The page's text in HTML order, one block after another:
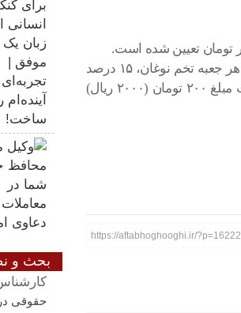
بر اساس این مصوبه، نوغانداران به میزان ۵ درصد قیمت تمام شده هر جعبه تخم نوغان، ۱۵ درصد
قیمت تمام شده هر اصله نهال توت اصلاح شده و برای هر قلمه توت مبلغ ۲۰۰ تومان (۲۰۰۰ ریال)
https://aftabhoghooghi.ir/
بحث و
حقوقی